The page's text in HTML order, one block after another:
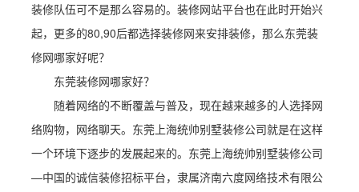
装修队伍可不是那么容易的。装修网站平台也在此时开始兴
起，更多的80,90后都选择装修网来安排装修，那么东莞装
修网哪家好呢？
东莞装修网哪家好？
随着网络的不断覆盖与普及，现在越来越多的人选择网
络购物，网络聊天。东莞上海统帅别墅装修公司就是在这样
一个环境下逐步的发展起来的。东莞上海统帅别墅装修公司
—中国的诚信装修招标平台，隶属济南六度网络技术有限公